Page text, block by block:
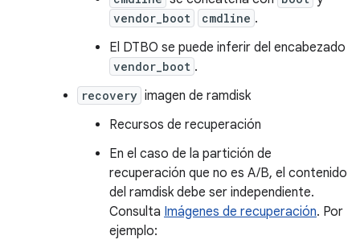
vendor_boot cmdline .
El DTBO se puede inferir del encabezado
vendor_boot .
recovery imagen de ramdisk
Recursos de recuperación
En el caso de la partición de
recuperación que no es A/B, el contenido
del ramdisk debe ser independiente.
Consulta Imágenes de recuperación. Por
ejemplo: